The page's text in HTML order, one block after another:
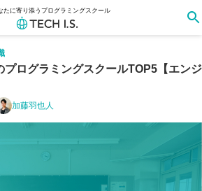
たに寄り添うプログラミングスクール
プログラミングスクールTOP5【エンジ
加藤羽也人